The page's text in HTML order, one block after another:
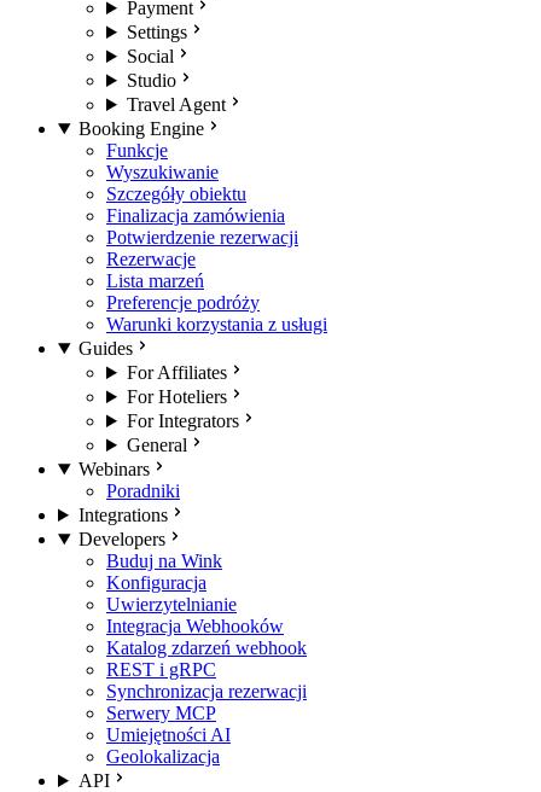
Payment
Settings
Social
Studio
Travel Agent
Booking Engine
Funkcje
Wyszukiwanie
Szczegóły obiektu
Finalizacja zamówienia
Potwierdzenie rezerwacji
Rezerwacje
Lista marzeń
Preferencje podróży
Warunki korzystania z usługi
Guides
For Affiliates
For Hoteliers
For Integrators
General
Webinars
Poradniki
Integrations
Developers
Buduj na Wink
Konfiguracja
Uwierzytelnianie
Integracja Webhooków
Katalog zdarzeń webhook
REST i gRPC
Synchronizacja rezerwacji
Serwery MCP
Umiejętności AI
Geolokalizacja
API